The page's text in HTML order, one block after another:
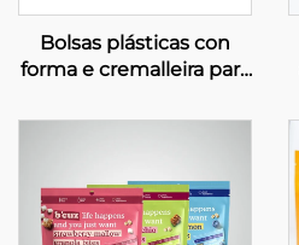
Bolsas plásticas con
forma e cremalleira para
mascotas